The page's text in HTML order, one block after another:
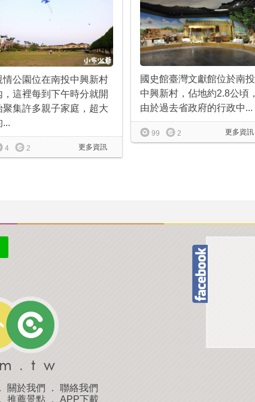
情公園位在南投中興新村
，這裡每到下午時分就開
聚集許多親子家庭，超大
...
更多資訊
4 2
國史館臺灣文獻館位於南投
中興新村，佔地約2.8公頃，
由於過去省政府的行政中...
更多資訊
99 2
關於我們 ． 聯絡我們
推薦景點． APP下載